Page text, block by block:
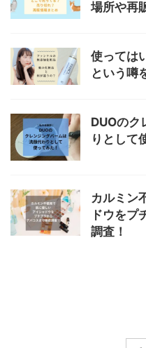
場所や再
使っては
という噂
DUOのク
りとして
カルミン
ドウをプ
調査！